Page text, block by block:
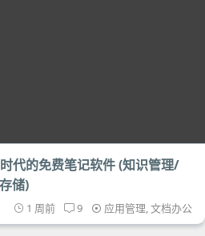
代的免费笔记软件 (知识管理/
储)
1 周前 9 应用管理,文档办公